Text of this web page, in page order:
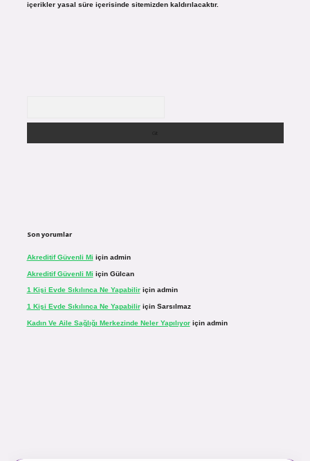
içerikler yasal süre içerisinde sitemizden kaldırılacaktır.
Son yorumlar
Akreditif Güvenli Mi için admin
Akreditif Güvenli Mi için Gülcan
1 Kişi Evde Sıkılınca Ne Yapabiliriçin admin
1 Kişi Evde Sıkılınca Ne Yapabiliriçin Sarsılmaz
Kadın Ve Aile Sağlığı Merkezinde Neler Yapılıyoriçin admin